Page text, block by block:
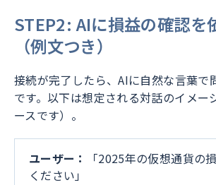
STEP2: AIに損益の確認を
（例文つき）
接続が完了したら、AIに自然な言葉で
です。以下は想定される対話のイメー
ースです）。
ユーザー：
「2025年の仮想通貨の
ください」